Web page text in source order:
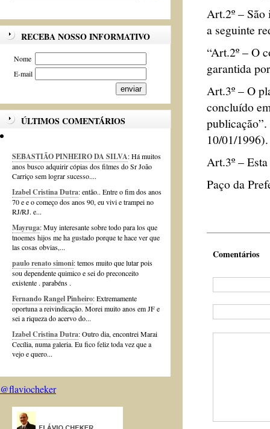
RECEBA NOSSO INFORMATIVO
Nome
E-mail
ÚLTIMOS COMENTÁRIOS
SEBASTIÃO PINHEIRO DA SILVA: Há muitos
anos busco adquirir cópias dos filmes do Sr João
Carriço sem lograr sucesso....
Izabel Cristina Dutra: então.. Entre o fim dos anos
70 e e o começo dos anos 90, eu vivi e trampei no
RJ/RJ. e...
Mayruga: Muy interesante sobre todo para los que
tnoemes hijos me ha gustado porque te hace ver que
las cosas obvias,...
paulo renato simoni: temos muito que lutar pois
sou dependente quimico e sei do preconceito
existente . parabéns .
Fernando Rangel Pinheiro: Extremamente
oportuna a reivindicação. Morei muito anos em JF e
sei a riqueza do acervo do...
Izabel Cristina Dutra: Outro dia, encontrei Marai
Cecília, numa galeria. Eu fico feliz toda vez que a
vejo e quero...
@flaviocheker
Art.2º – São
a seguinte
“Art.2º – O
garantida
Art.3º – O
concluído
10/01/1996).
Art.3º –
Paço da
Comentários